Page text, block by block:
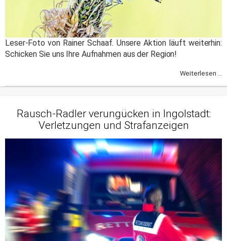
Leser-Foto von Rainer Schaaf. Unsere Aktion läuft weiterhin:
Schicken Sie uns Ihre Aufnahmen aus der Region!
Weiterlesen ...
Rausch-Radler verungücken in Ingolstadt:
Verletzungen und Strafanzeigen